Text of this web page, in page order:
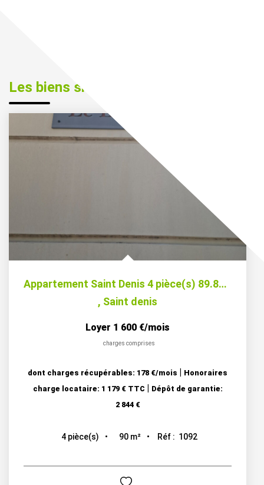
Les biens similaires
Appartement Saint Denis 4 pièce(s) 89.85 m2 - BELLEPIERRE -...
, Saint denis
Loyer 1 600 €/mois
charges comprises
dont charges récupérables: 178 €/mois | Honoraires
charge locataire: 1 179 € TTC | Dépôt de garantie:
2 844 €
4 pièce(s) 90 m² Réf : 1092